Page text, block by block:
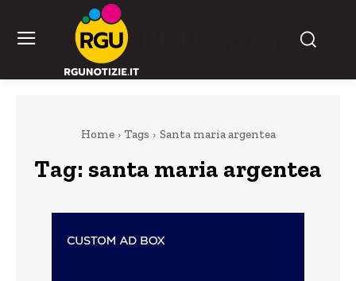
Home Tags Santa maria argentea
Tag: santa maria argentea